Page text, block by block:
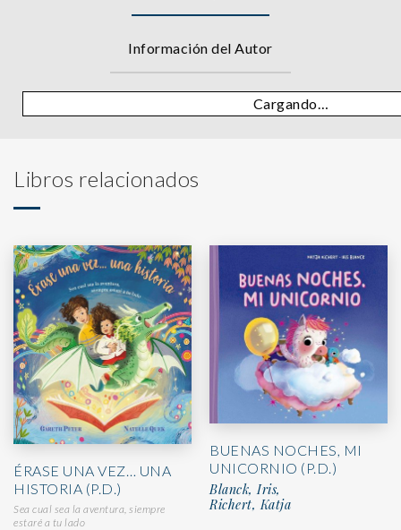
Información del Autor
Cargando…
Libros relacionados
ÉRASE UNA VEZ… UNA
HISTORIA (P.D.)
Sea cual sea la aventura, siempre
estaré a tu lado
BUENAS NOCHES, MI
UNICORNIO (P.D.)
Blanck, Iris,
Richert, Katja